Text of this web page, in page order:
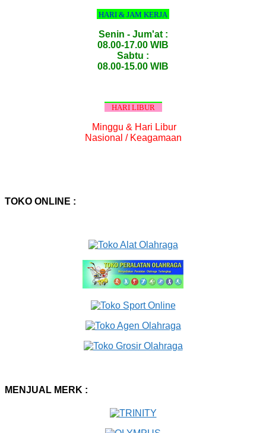
HARI & JAM KERJA
Senin - Jum'at :
08.00-17.00 WIB
Sabtu :
08.00-15.00 WIB
HARI LIBUR
Minggu & Hari Libur
Nasional / Keagamaan
TOKO ONLINE :
MENJUAL MERK :